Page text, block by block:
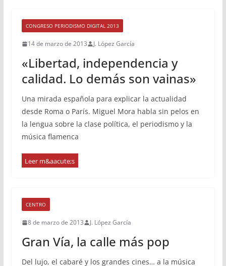
CONGRESO PERIODISMO DIGITAL 2013
14 de marzo de 2013 J. López García
«Libertad, independencia y
calidad. Lo demás son vainas»
Una mirada española para explicar la actualidad
desde Roma o París. Miguel Mora habla sin pelos en
la lengua sobre la clase política, el periodismo y la
música flamenca
CENTRO
8 de marzo de 2013 J. López García
Gran Vía, la calle más pop
Del lujo, el cabaré y los grandes cines… a la música